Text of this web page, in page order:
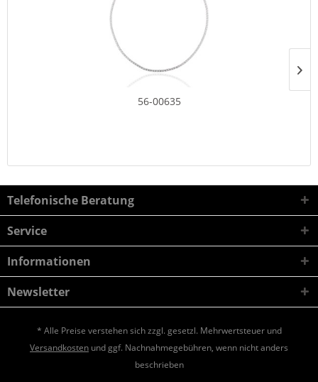
56-00635
Telefonische Beratung
Service
Informationen
Newsletter
* Alle Preise verstehen sich zzgl. gesetzl. Mehrwertsteuer und
Versandkosten und ggf. Nachnahmegebühren, wenn nicht anders
beschrieben